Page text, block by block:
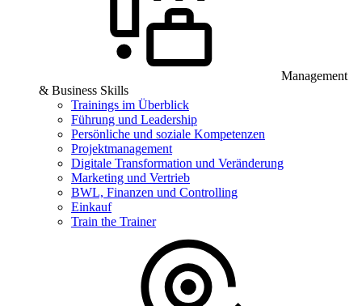
Management
& Business Skills
Trainings im Überblick
Führung und Leadership
Persönliche und soziale Kompetenzen
Projektmanagement
Digitale Transformation und Veränderung
Marketing und Vertrieb
BWL, Finanzen und Controlling
Einkauf
Train the Trainer